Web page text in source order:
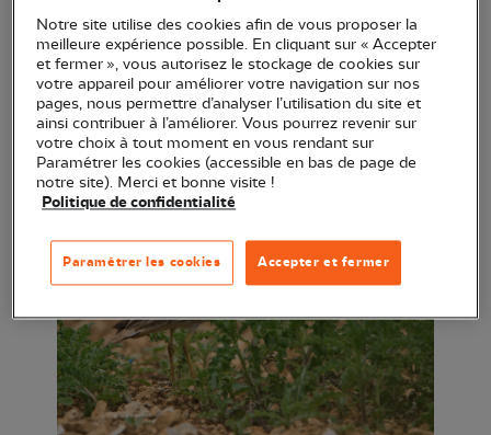
dans les champs, et apprenez les techniques de
protection des nids !
La sortie sera à Dompierre-sur-Mer et est limitée à
10 personnes. Le lieu de rendez-vous sera
communiqué quelques jours avant.
Notre site utilise des cookies afin de vous proposer la
meilleure expérience possible. En cliquant sur « Accepter
et fermer », vous autorisez le stockage de cookies sur
votre appareil pour améliorer votre navigation sur nos
pages, nous permettre d’analyser l’utilisation du site et
ainsi contribuer à l’améliorer. Vous pourrez revenir sur
votre choix à tout moment en vous rendant sur
Paramétrer les cookies (accessible en bas de page de
notre site). Merci et bonne visite !
Politique de confidentialité
Accepter et fermer
Paramétrer les cookies